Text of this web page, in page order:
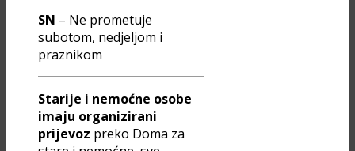
SN – Ne prometuje
subotom, nedjeljom i
praznikom
Starije i nemoćne osobe
imaju organizirani
prijevoz preko Doma za